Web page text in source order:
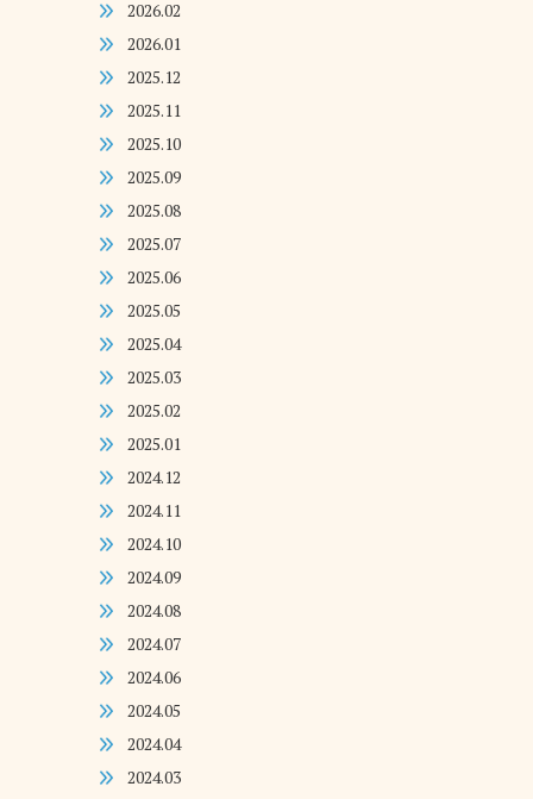
2026.02
2026.01
2025.12
2025.11
2025.10
2025.09
2025.08
2025.07
2025.06
2025.05
2025.04
2025.03
2025.02
2025.01
2024.12
2024.11
2024.10
2024.09
2024.08
2024.07
2024.06
2024.05
2024.04
2024.03